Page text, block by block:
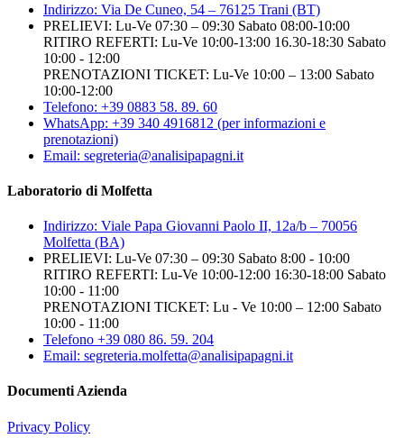
Indirizzo: Via De Cuneo, 54 – 76125 Trani (BT)
PRELIEVI: Lu-Ve 07:30 – 09:30 Sabato 08:00-10:00
RITIRO REFERTI: Lu-Ve 10:00-13:00 16.30-18:30 Sabato
10:00 - 12:00
PRENOTAZIONI TICKET: Lu-Ve 10:00 – 13:00 Sabato
10:00-12:00
Telefono: +39 0883 58. 89. 60
WhatsApp: +39 340 4916812 (per informazioni e
prenotazioni)
Email: segreteria@analisipapagni.it
Laboratorio di Molfetta
Indirizzo: Viale Papa Giovanni Paolo II, 12a/b – 70056
Molfetta (BA)
PRELIEVI: Lu-Ve 07:30 – 09:30 Sabato 8:00 - 10:00
RITIRO REFERTI: Lu-Ve 10:00-12:00 16:30-18:00 Sabato
10:00 - 11:00
PRENOTAZIONI TICKET: Lu - Ve 10:00 – 12:00 Sabato
10:00 - 11:00
Telefono +39 080 86. 59. 204
Email: segreteria.molfetta@analisipapagni.it
Documenti Azienda
Privacy Policy